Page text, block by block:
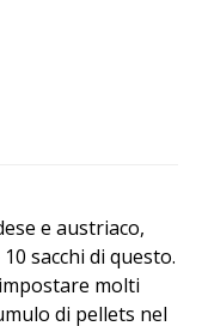
e austriaco,
sacchi di questo.
molti
di pellets nel